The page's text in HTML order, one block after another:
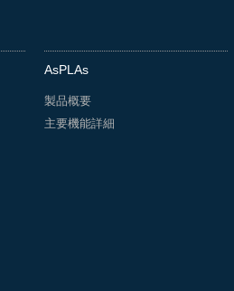
AsPLAs
製品概要
主要機能詳細